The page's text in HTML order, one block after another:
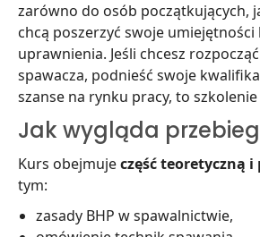
zarówno do osób początkujących,
chcą poszerzyć swoje
uprawnienia. Jeśli chcesz
spawacza, podnieść swoje
szanse na rynku pracy, to
Jak wygląda
Kurs obejmujeczęść teoretyczną
tym:
zasady BHP w spawalnictwie,